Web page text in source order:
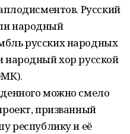
Русский
народный
русских народных
народный хор русской
можно смело
призванный
рес­публику и её